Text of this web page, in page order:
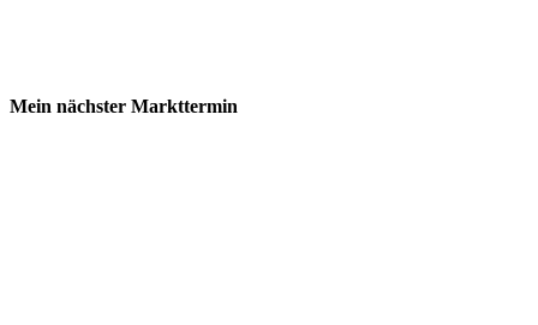
Mein nächster Markttermin